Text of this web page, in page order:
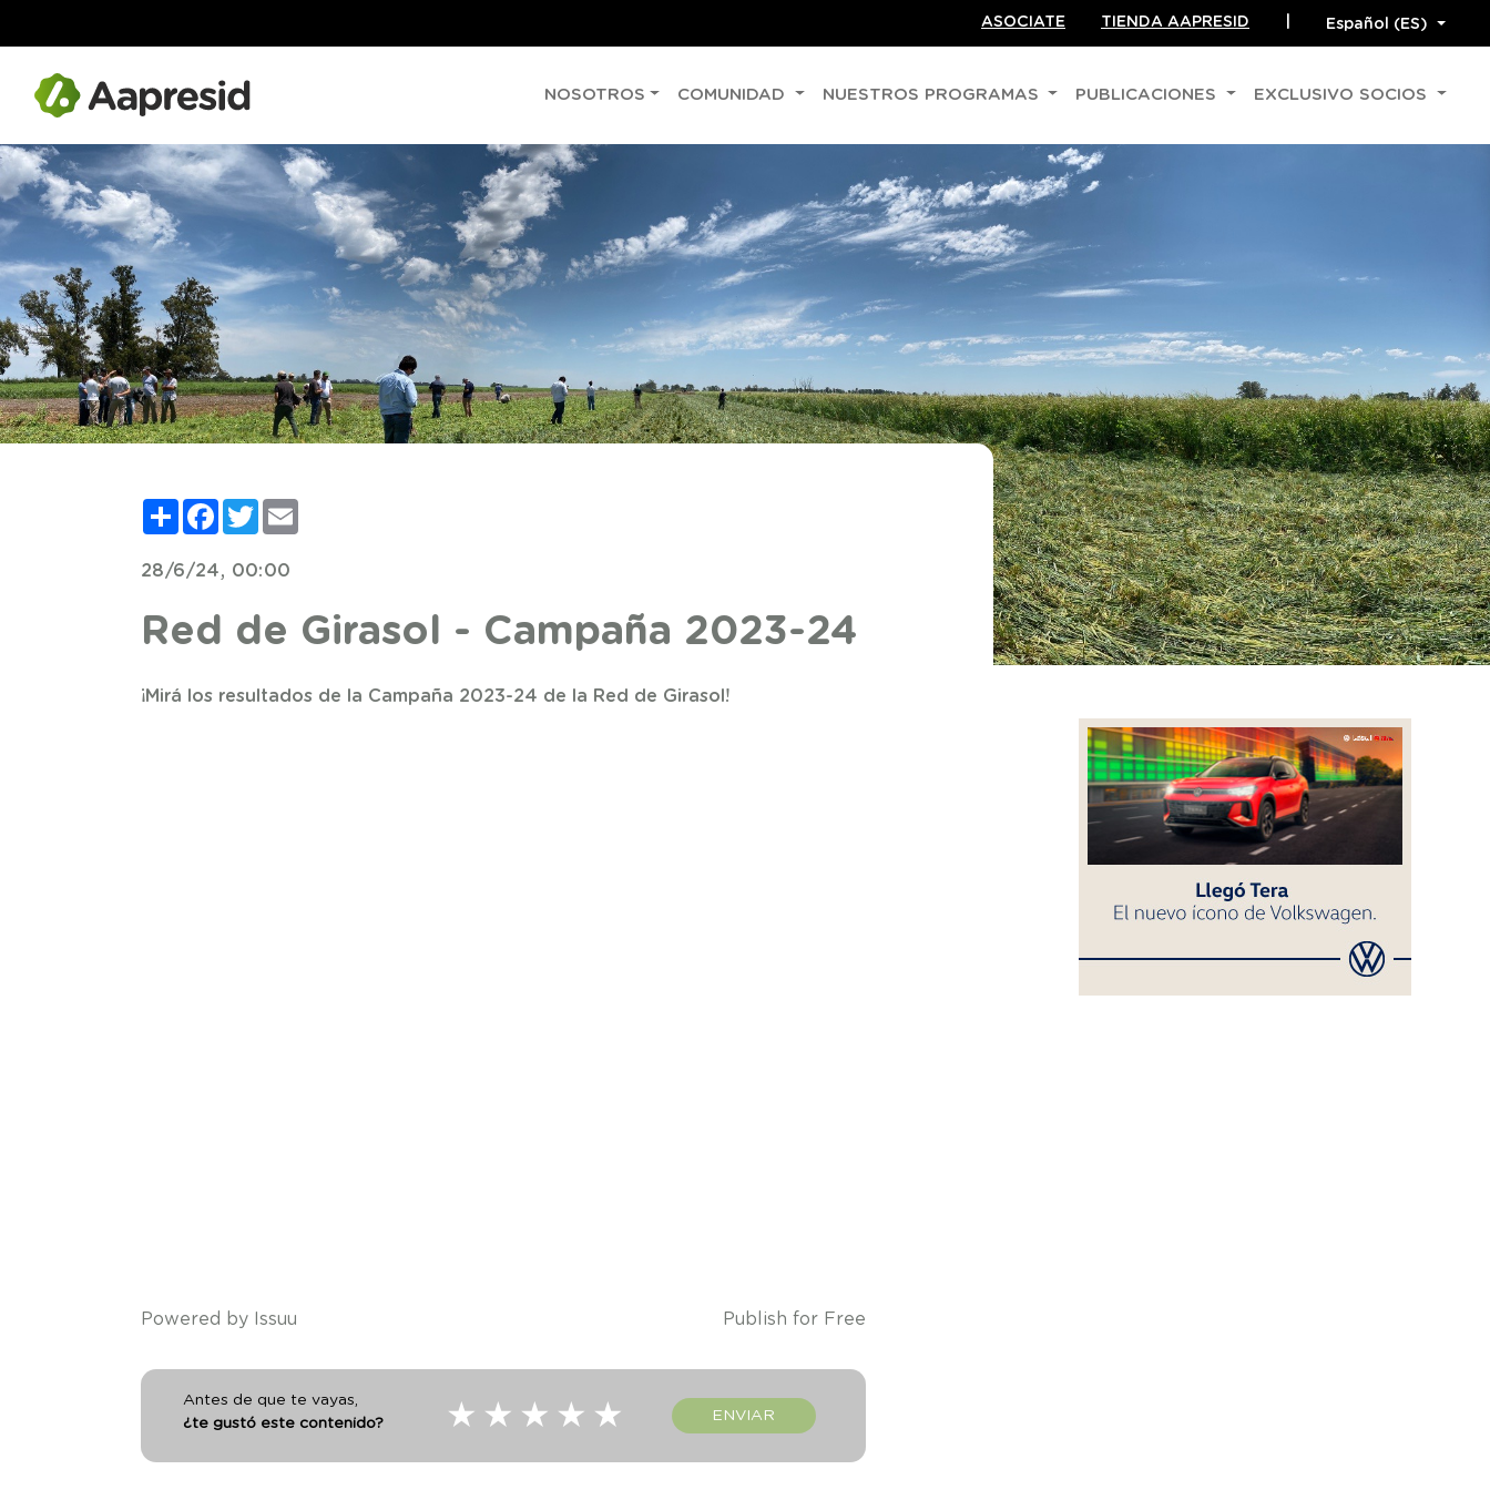
ASOCIATE TIENDA AAPRESID
NOSOTROS COMUNIDAD NUESTROS PROGRAMAS PUBLICACIONES EXCLUSIVO SOCIOS
Compartir
Facebook
Twitter
28/6/24, 00:00
Red de Girasol - Campaña 2023-24
¡Mirá los resultados de la Campaña 2023-24 de la Red de Girasol!
Powered by Issuu Publish for Free
Antes de que te vayas,
¿te gustó este contenido?
★
★
★
★
★ ENVIAR